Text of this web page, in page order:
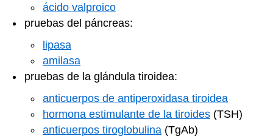
ácido valproico
pruebas del páncreas:
lipasa
amilasa
pruebas de la glándula tiroidea:
anticuerpos de antiperoxidasa tiroidea
hormona estimulante de la tiroides (TSH)
anticuerpos tiroglobulina (TgAb)